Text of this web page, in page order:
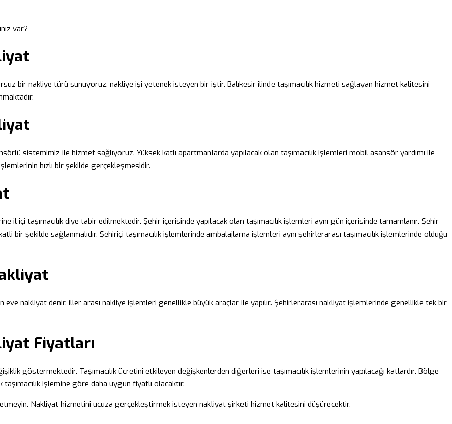
var?
bir nakliye türü sunuyoruz. nakliye işi yetenek isteyen bir iştir. Balıkesir ilinde taşımacılık hizmeti sağlayan hizmet kalitesini
sistemimiz ile hizmet sağlıyoruz. Yüksek katlı apartmanlarda yapılacak olan taşımacılık işlemleri mobil asansör yardımı ile
hızlı bir şekilde gerçekleşmesidir.
il içi taşımacılık diye tabir edilmektedir. Şehir içerisinde yapılacak olan taşımacılık işlemleri aynı gün içerisinde tamamlanır. Şehir
bir şekilde sağlanmalıdır. Şehiriçi taşımacılık işlemlerinde ambalajlama işlemleri aynı şehirlerarası taşımacılık işlemlerinde olduğu
eve nakliyat denir. iller arası nakliye işlemleri genellikle büyük araçlar ile yapılır. Şehirlerarası nakliyat işlemlerinde genellikle tek bir
Fiyatları
göstermektedir. Taşımacılık ücretini etkileyen değişkenlerden diğerleri ise taşımacılık işlemlerinin yapılacağı katlardır. Bölge
işlemine göre daha uygun fiyatlı olacaktır.
Nakliyat hizmetini ucuza gerçekleştirmek isteyen nakliyat şirketi hizmet kalitesini düşürecektir.